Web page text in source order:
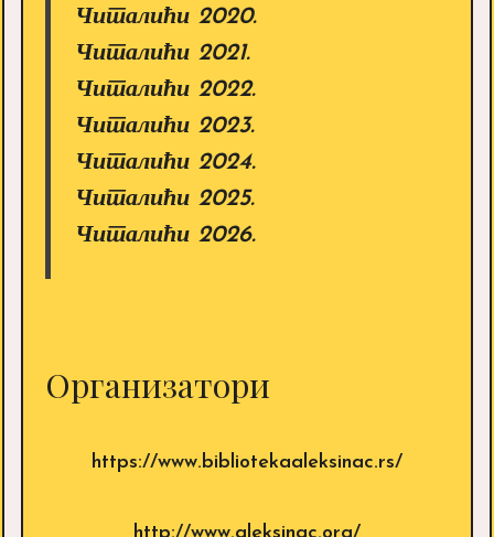
Читалићи 2020.
Читалићи 2021.
Читалићи 2022.
Читалићи 2023.
Читалићи 2024.
Читалићи 2025.
Читалићи 2026.
Организатори
https://www.bibliotekaaleksinac.rs/
http://www.aleksinac.org/